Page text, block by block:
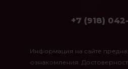
+7 (918)
Информация на сайте
ознакомления.